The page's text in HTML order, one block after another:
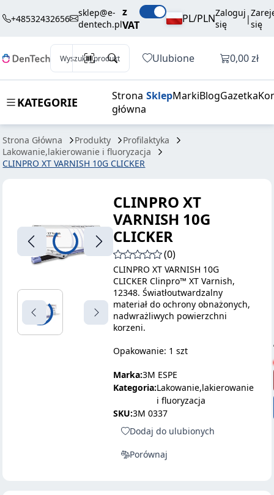
+48532432656
sklep@e-
dentech.pl
z
VAT
PL/PLNZaloguj
się
|się
Wyszukaj produkt Ulubione Otwórz
0,00 zł
KATEGORIE
Strona
główna
SklepMarkiBlogGazetka
Strona Główna Produkty
Profilaktyka
Lakowanie,lakierowanie i fluoryzacja
CLINPRO XT VARNISH 10G CLICKER
VARNISH 10G
brutto / szt.
CLINPRO XT
VARNISH 10G
CLICKER
(0)
CLINPRO XT VARNISH 10G
CLICKER Clinpro™ XT Varnish,
12348. Światłoutwardzalny
materiał do ochrony obnażonych,
nadwrażliwych powierzchni
korzeni.
Opakowanie: 1 szt
Marka:3M ESPE
Kategoria:Lakowanie,lakierowanie
i fluoryzacja
SKU:3M 0337
Dodaj do ulubionych
Porównaj